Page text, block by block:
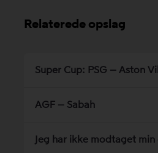
Relaterede opslag
Super Cup: PSG – Aston
AGF – Sabah
Jeg har ikke modtaget